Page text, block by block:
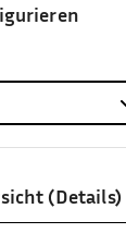
(Details)